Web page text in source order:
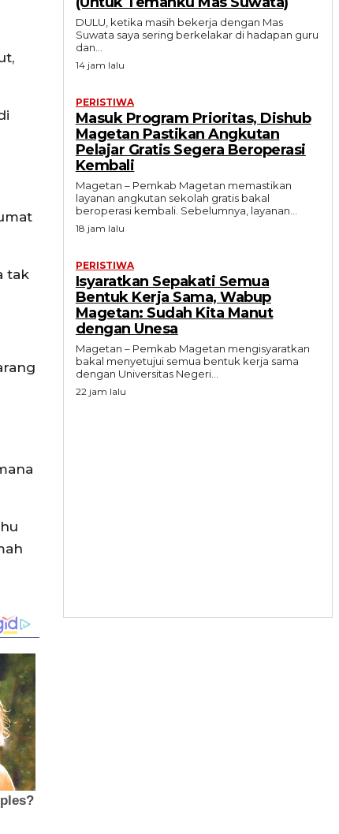
tak
DULU, ketika masih bekerja dengan Mas
Suwata saya sering berkelakar di hadapan guru
dan...
14 jam lalu
PERISTIWA
Masuk Program Prioritas, Dishub
Magetan Pastikan Angkutan
Pelajar Gratis Segera Beroperasi
Kembali
Magetan – Pemkab Magetan memastikan
layanan angkutan sekolah gratis bakal
beroperasi kembali. Sebelumnya, layanan...
18 jam lalu
PERISTIWA
Isyaratkan Sepakati Semua
Bentuk Kerja Sama, Wabup
Magetan: Sudah Kita Manut
dengan Unesa
Magetan – Pemkab Magetan mengisyaratkan
bakal menyetujui semua bentuk kerja sama
dengan Universitas Negeri...
22 jam lalu